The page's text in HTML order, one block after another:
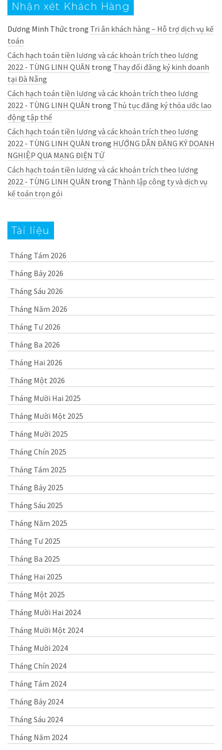
Nhận xét Khách Hàng
Dương Minh Thức trong Tri ân khách hàng – Hỗ trợ dịch vụ kế
toán
Cách hạch toán tiền lương và các khoản trích theo lương
2022 - TÙNG LINH QUÂN trong Thay đổi đăng ký kinh doanh
tại Đà Nẵng
Cách hạch toán tiền lương và các khoản trích theo lương
2022 - TÙNG LINH QUÂN trong Thủ tục đăng ký thỏa ước lao
động tập thể
Cách hạch toán tiền lương và các khoản trích theo lương
2022 - TÙNG LINH QUÂN trong HƯỚNG DẪN ĐĂNG KÝ DOANH
NGHIỆP QUA MẠNG ĐIỆN TỬ
Cách hạch toán tiền lương và các khoản trích theo lương
2022 - TÙNG LINH QUÂN trong Thành lập công ty và dịch vụ
kế toán trọn gói
Tài liệu
Tháng Tám 2026
Tháng Bảy 2026
Tháng Sáu 2026
Tháng Năm 2026
Tháng Tư 2026
Tháng Ba 2026
Tháng Hai 2026
Tháng Một 2026
Tháng Mười Hai 2025
Tháng Mười Một 2025
Tháng Mười 2025
Tháng Chín 2025
Tháng Tám 2025
Tháng Bảy 2025
Tháng Sáu 2025
Tháng Năm 2025
Tháng Tư 2025
Tháng Ba 2025
Tháng Hai 2025
Tháng Một 2025
Tháng Mười Hai 2024
Tháng Mười Một 2024
Tháng Mười 2024
Tháng Chín 2024
Tháng Tám 2024
Tháng Bảy 2024
Tháng Sáu 2024
Tháng Năm 2024